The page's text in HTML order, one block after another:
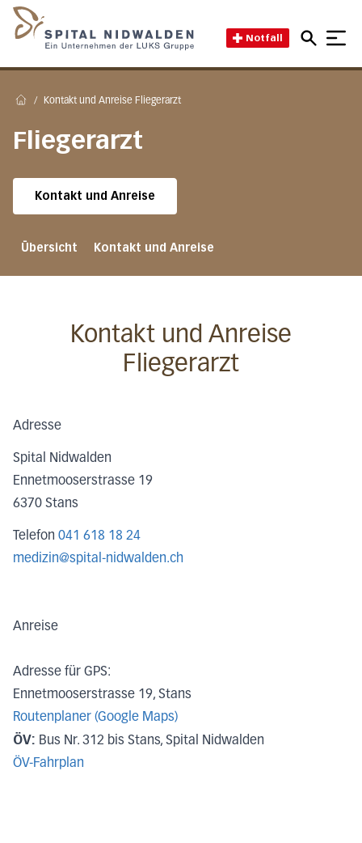
Notfall
/ Kontakt und Anreise Fliegerarzt
Fliegerarzt
Kontakt und Anreise
Übersicht Kontakt und Anreise
Kontakt und Anreise
Fliegerarzt
Adresse
Spital Nidwalden
Ennetmooserstrasse 19
6370 Stans
Telefon 041 618 18 24
medizin@spital-nidwalden.ch
Anreise
Adresse für GPS:
Ennetmooserstrasse 19, Stans
Routenplaner (Google Maps)
ÖV: Bus Nr. 312 bis Stans, Spital Nidwalden
ÖV-Fahrplan